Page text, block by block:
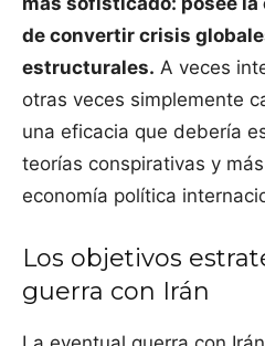
de convertir crisis
estructurales. A veces
otras veces simplemente
una eficacia que debería
teorías conspirativas y
economía política
Los objetivos
guerra con Irán